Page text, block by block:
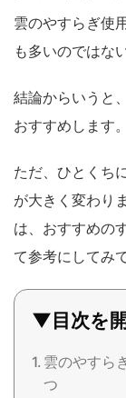
雲のやすらぎ使
も多いのではな
結論からいうと
おすすめします。
ただ、ひとくち
が大きく変わり
は、おすすめの
て参考にしてみ
▼目次を
雲のやすら
つ